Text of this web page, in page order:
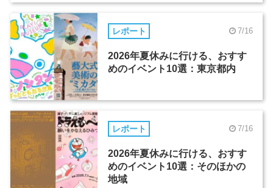
レポート 7/16
2026年夏休みに行ける、おすす
めのイベント10選：東京都内
レポート 7/16
2026年夏休みに行ける、おすす
めのイベント10選：そのほかの
地域